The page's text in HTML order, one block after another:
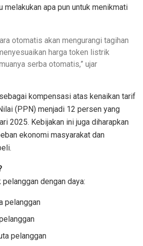
melakukan apa pun untuk menikmati
otomatis akan mengurangi tagihan
harga token listrik
serba otomatis,” ujar
kompensasi atas kenaikan tarif
(PPN) menjadi 12 persen yang
2025. Kebijakan ini juga diharapkan
ekonomi masyarakat dan
dengan daya:
pelanggan
pelanggan